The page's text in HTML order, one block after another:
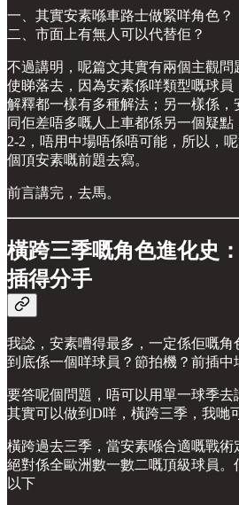
一、其實安素喺車路士做緊咩角色？
二、市面上有無人可以代替佢？
不過講明，呢篇文其實有兩個主觀
使睇落去，因為安素係咩類型嘅球
解釋都一樣有多種解法；另一樣係
同佢差唔多嘅人上車都係另一個疑
2-2，唔用中場唔係唔可能，所以，
個頂安素嘅前題去寫。
前言講完，去馬。
橫跨三季嘅角色進化史
插得分手
我諗，安素嘈得最多，一定係佢嘅
到底係一個咩球員？節拍機？前插中
要答呢個問題，唔可以用單一球季
其實可以做到D咩，橫跨三季，我哋
橫跨過去三季，當安素喺合適嘅戰
絕對係全歐洲數一數二嘅頂級球員
以下